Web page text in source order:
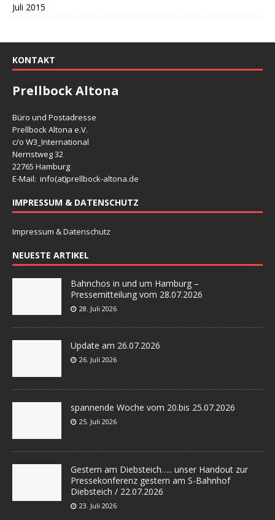
Juli 2015
KONTAKT
Prellbock Altona
Büro und Postadresse
Prellbock Altona e.V.
c/o W3_International
Nernstweg 32
22765 Hamburg
E-Mail: info(at)prellbock-altona.de
IMPRESSUM & DATENSCHUTZ
Impressum & Datenschutz
NEUESTE ARTIKEL
Bahnchos in und um Hamburg –
Pressemitteilung vom 28.07.2026
28. Juli 2026
Update am 26.07.2026
26. Juli 2026
spannende Woche vom 20.bis 25.07.2026
25. Juli 2026
Gestern am Diebsteich….. unser Handout zur
Pressekonferenz gestern am S-Bahnhof
Diebsteich / 22.07.2026
23. Juli 2026